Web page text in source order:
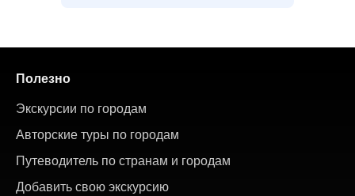
Полезно
Экскурсии по городам
Авторские туры по городам
Путеводитель по странам и городам
Добавить свою экскурсию